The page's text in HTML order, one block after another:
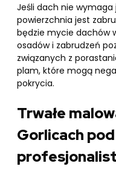
Jeśli dach nie
powierzchnia jest
będzie mycie dachów
osadów i zabrudzeń
związanych z
plam, które mogą
pokrycia.
Trwałe
Gorlicach